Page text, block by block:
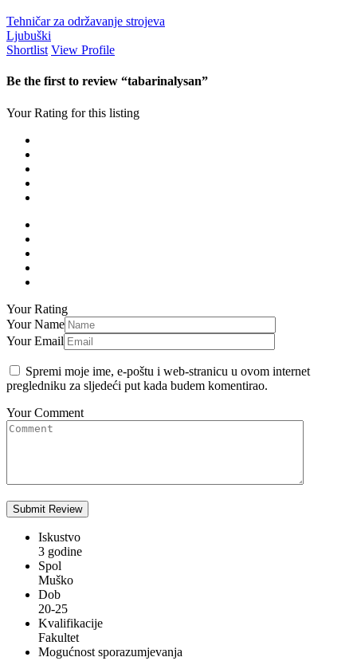
Tehničar za održavanje strojeva
Ljubuški
Shortlist View Profile
Be the first to review “tabarinalysan”
Your Rating for this listing
Your Rating
Your Name
Your Email
Spremi moje ime, e-poštu i web-stranicu u ovom internet
pregledniku za sljedeći put kada budem komentirao.
Your Comment
Iskustvo
3 godine
Spol
Muško
Dob
20-25
Kvalifikacije
Fakultet
Mogućnost sporazumjevanja